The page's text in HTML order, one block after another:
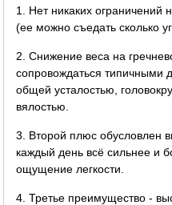
1. Нет никаких ограничений
(ее можно съедать сколько
2. Снижение веса на
сопровождаться типичными
общей усталостью,
вялостью.
3. Второй плюс обусловлен
каждый день всё сильнее и
ощущение легкости.
4. Третье преимущество -